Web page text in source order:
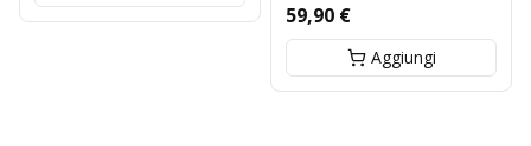
59,90 €
Aggiungi